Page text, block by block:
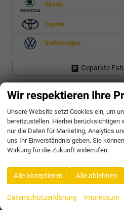
Skoda
Toyota
Volkswagen
Geparkte
175 Fahrzeuge
Wir respektieren Ihre
Unsere Website setzt Cookies ein, um
bereitzustellen. Hierbei berücksichtigen
nur die Daten für Marketing, Analytics
uns Ihr Einverständnis geben. Sie
Wirkung für die Zukunft widerrufen.
Alle akzeptieren Alle ablehnen
Datenschutzerklärung Impressum